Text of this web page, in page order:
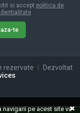
si accept politica de
rezervate |
Dezvoltat
pe acest site va